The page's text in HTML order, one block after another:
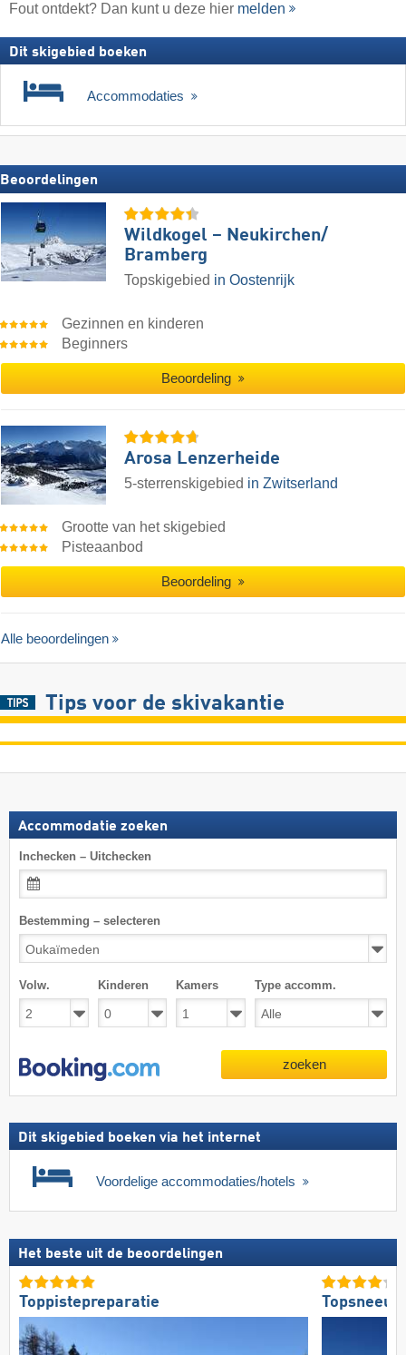
Fout ontdekt? Dan kunt u deze hier melden
Dit skigebied boeken
Accommodaties
Beoordelingen
Wildkogel – Neukirchen/​
Bramberg
Topskigebied in Oostenrijk
Gezinnen en kinderen
Beginners
Beoordeling
Arosa Lenzerheide
5-sterrenskigebied in Zwitserland
Grootte van het skigebied
Pisteaanbod
Beoordeling
Alle beoordelingen
Tips voor de skivakantie
Accommodatie zoeken
Inchecken – Uitchecken
Bestemming – selecteren
Volw. Kinderen Kamers Type accomm.
zoeken
Dit skigebied boeken via het internet
Voordelige accommodaties/hotels
Het beste uit de beoordelingen
Toppistepreparatie